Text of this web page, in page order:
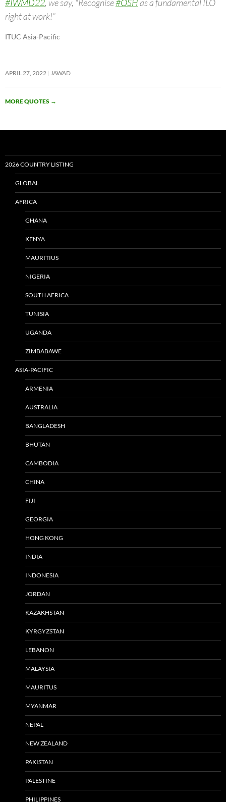
#IWMD22, we say, “Recognise#OSHas a fundamental ILO
right at work!”
ITUC Asia-Pacific
APRIL 27, 2022 JAWAD
MORE QUOTES →
2026 COUNTRY LISTING
GLOBAL
AFRICA
GHANA
KENYA
MAURITIUS
NIGERIA
SOUTH AFRICA
TUNISIA
UGANDA
ZIMBABAWE
ASIA-PACIFIC
ARMENIA
AUSTRALIA
BANGLADESH
BHUTAN
CAMBODIA
CHINA
FIJI
GEORGIA
HONG KONG
INDIA
INDONESIA
JORDAN
KAZAKHSTAN
KYRGYZSTAN
LEBANON
MALAYSIA
MAURITUS
MYANMAR
NEPAL
NEW ZEALAND
PAKISTAN
PALESTINE
PHILIPPINES